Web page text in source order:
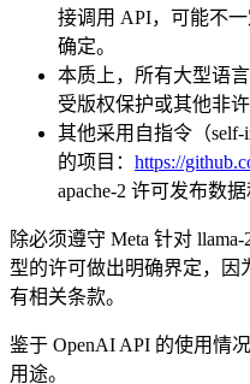
接调用 API，可能不
确定。
本质上，所有大型语
受版权保护或其他非许
其他采用自指令（
的项目： https://
apache-2 许可发布数据
除必须遵守 Meta 针对
型的许可做出明确界定，因
有相关条款。
鉴于 OpenAI API 的使用情
用途。